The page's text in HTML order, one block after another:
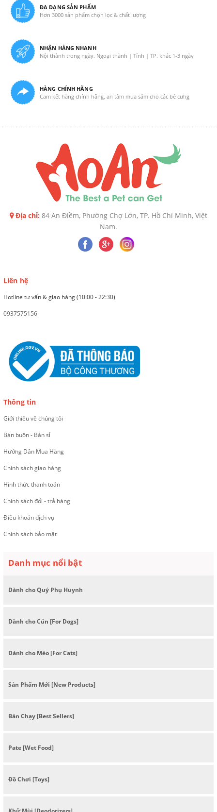
ĐA DẠNG SẢN PHẨM
Hơn 3000 sản phẩm chọn lọc & chất lượng
NHẬN HÀNG NHANH
Nội thành trong ngày. Ngoại thành | Tỉnh | TP. khác 1-3 ngày
HÀNG CHÍNH HÃNG
Cam kết hàng chính hãng, an tâm mua sắm cho các bé cưng
Địa chỉ: 84 An Điềm, Phường Chợ Lớn, TP. Hồ Chí Minh, Việt
Nam.
Liên hệ
Hotline tư vấn & giao hàng (10:00 - 22:30)
0937575156
Thông tin
Giới thiệu về chúng tôi
Bán buôn - Bán sỉ
Hướng Dẫn Mua Hàng
Chính sách giao hàng
Hình thức thanh toán
Chính sách đổi - trả hàng
Điều khoản dịch vụ
Chính sách bảo mật
Danh mục nổi bật
Dành cho Quý Phụ Huynh
Dành cho Cún [For Dogs]
Dành cho Mèo [For Cats]
Sản Phẩm Mới [New Products]
Bán Chạy [Best Sellers]
Pate [Wet Food]
Đồ Chơi [Toys]